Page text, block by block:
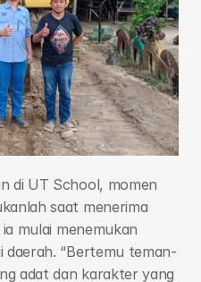
di UT School, momen
saat menerima
mulai menemukan
daerah. “Bertemu teman-
adat dan karakter yang